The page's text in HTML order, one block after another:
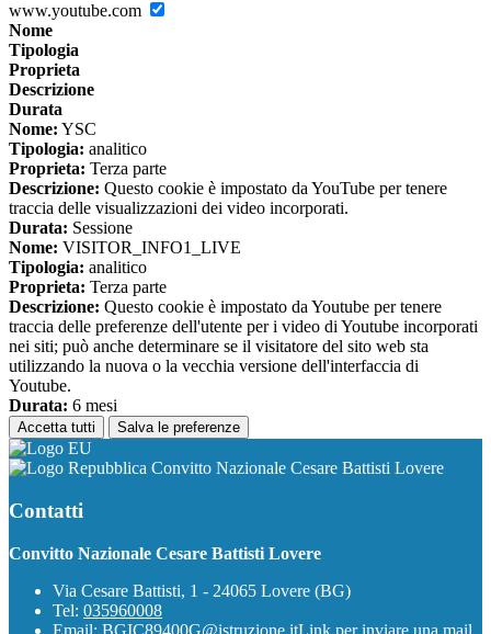
www.youtube.com
Nome
Tipologia
Proprieta
Descrizione
Durata
Nome: YSC
Tipologia: analitico
Proprieta: Terza parte
Descrizione: Questo cookie è impostato da YouTube per tenere
traccia delle visualizzazioni dei video incorporati.
Durata: Sessione
Nome: VISITOR_INFO1_LIVE
Tipologia: analitico
Proprieta: Terza parte
Descrizione: Questo cookie è impostato da Youtube per tenere
traccia delle preferenze dell'utente per i video di Youtube incorporati
nei siti; può anche determinare se il visitatore del sito web sta
utilizzando la nuova o la vecchia versione dell'interfaccia di
Youtube.
Durata: 6 mesi
Accetta tutti Salva le preferenze
Convitto Nazionale Cesare Battisti Lovere
Contatti
Convitto Nazionale Cesare Battisti Lovere
Via Cesare Battisti, 1 - 24065 Lovere (BG)
Tel: 035960008
Email: BGIC89400G@istruzione.itLink per inviare una mail